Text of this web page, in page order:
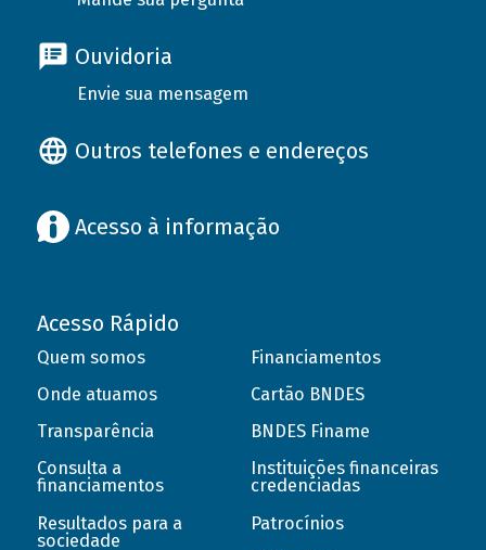
Ouvidoria
Envie sua mensagem
Outros telefones e endereços
Acesso à informação
Acesso Rápido
Quem somos
Onde atuamos
Transparência
Consulta a
financiamentos
Resultados para a
sociedade
Financiamentos
Cartão BNDES
BNDES Finame
Instituições financeiras
credenciadas
Patrocínios